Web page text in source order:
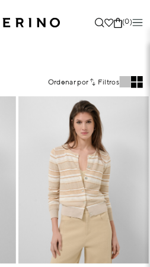
(0)
Ordenar por
Filtros